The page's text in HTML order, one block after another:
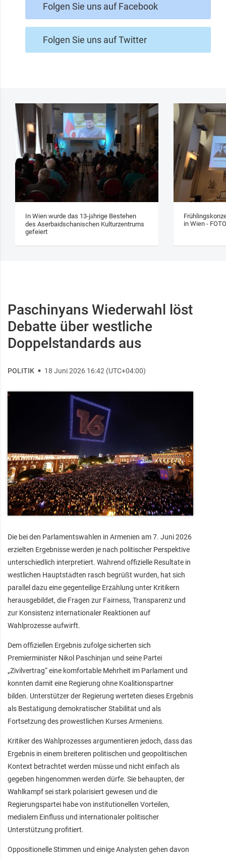
Folgen Sie uns auf Facebook
Folgen Sie uns auf Twitter
In Wien wurde das 13‑jährige Bestehen
des Aserbaidschanischen Kulturzentrums
gefeiert
in Wien - FOTO
Paschinyans Wiederwahl löst
Debatte über westliche
Doppelstandards aus
POLITIK 18 Juni 2026 16:42 (UTC+04:00)
Die bei den Parlamentswahlen in Armenien am 7. Juni 2026
erzielten Ergebnisse werden je nach politischer Perspektive
unterschiedlich interpretiert. Während offizielle Resultate in
westlichen Hauptstädten rasch begrüßt wurden, hat sich
parallel dazu eine gegenteilige Erzählung unter Kritikern
herausgebildet, die Fragen zur Fairness, Transparenz und
zur Konsistenz internationaler Reaktionen auf
Wahlprozesse aufwirft.
Dem offiziellen Ergebnis zufolge sicherten sich
Premierminister Nikol Paschinjan und seine Partei
„Zivilvertrag“ eine komfortable Mehrheit im Parlament und
konnten damit eine Regierung ohne Koalitionspartner
bilden. Unterstützer der Regierung werteten dieses Ergebnis
als Bestätigung demokratischer Stabilität und als
Fortsetzung des prowestlichen Kurses Armeniens.
Kritiker des Wahlprozesses argumentieren jedoch, dass das
Ergebnis in einem breiteren politischen und geopolitischen
Kontext betrachtet werden müsse und nicht einfach als
gegeben hingenommen werden dürfe. Sie behaupten, der
Wahlkampf sei stark polarisiert gewesen und die
Regierungspartei habe von institutionellen Vorteilen,
medialem Einfluss und internationaler politischer
Unterstützung profitiert.
Oppositionelle Stimmen und einige Analysten gehen davon